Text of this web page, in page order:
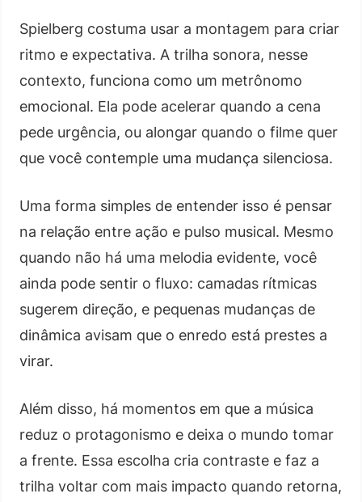
Spielberg costuma usar a montagem para criar
ritmo e expectativa. A trilha sonora, nesse
contexto, funciona como um metrônomo
emocional. Ela pode acelerar quando a cena
pede urgência, ou alongar quando o filme quer
que você contemple uma mudança silenciosa.
Uma forma simples de entender isso é pensar
na relação entre ação e pulso musical. Mesmo
quando não há uma melodia evidente, você
ainda pode sentir o fluxo: camadas rítmicas
sugerem direção, e pequenas mudanças de
dinâmica avisam que o enredo está prestes a
virar.
Além disso, há momentos em que a música
reduz o protagonismo e deixa o mundo tomar
a frente. Essa escolha cria contraste e faz a
trilha voltar com mais impacto quando retorna,